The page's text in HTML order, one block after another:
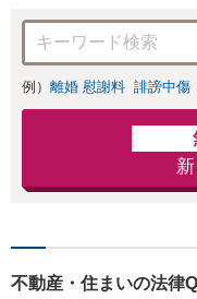
例） 離婚 慰謝料 誹謗中傷
不動産・住まいの法律